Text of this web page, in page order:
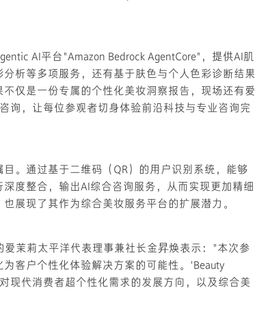
AI平台"Amazon Bedrock AgentCore"，提供AI肌
析等多项服务，还有基于肤色与个人色彩诊断结果
仅是一份专属的个性化美妆洞察报告，现场还有爱
询，让每位参观者切身体验前沿科技与专业咨询完
。通过基于二维码（QR）的用户识别系统，能够
度整合，输出AI综合咨询服务，从而实现更加精细
展现了其作为综合美妆服务平台的扩展潜力。
爱茉莉太平洋代表理事兼社长金昇焕表示："本次参
客户个性化体验解决方案的可能性。'Beauty
现代消费者超个性化需求的发展方向，以及综合美